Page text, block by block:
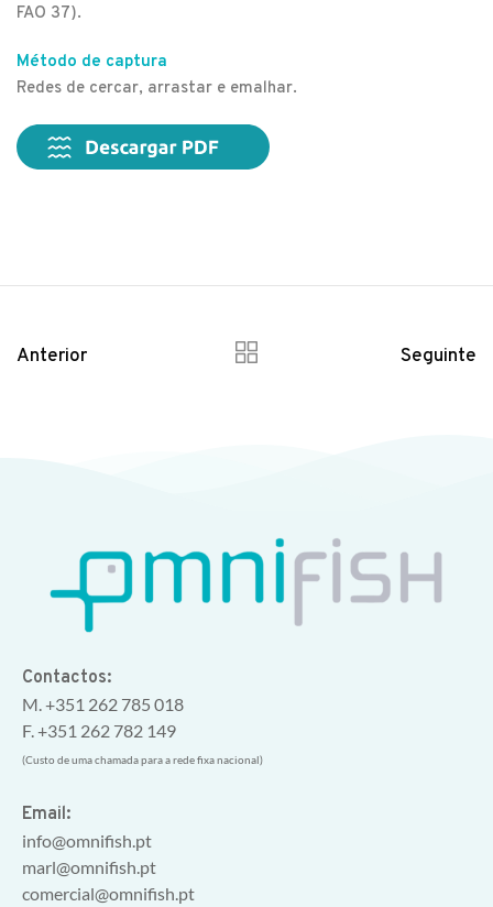
FAO 37).
Método de captura
Redes de cercar, arrastar e emalhar.
Anterior Seguinte
Contactos:
M. +351 262 785 018
F. +351 262 782 149
(Custo de uma chamada para a rede fixa nacional)
Email:
info@omnifish.pt
marl@omnifish.pt
comercial@omnifish.pt